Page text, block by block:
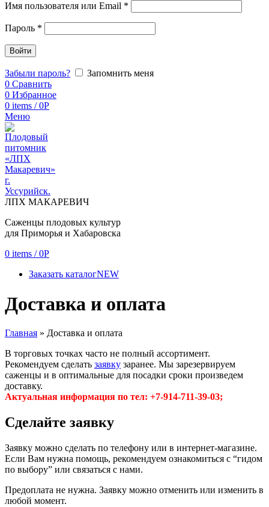
Имя пользователя или Email *
Пароль *
Войти
Забыли пароль?
Запомнить меня
0 Сравнить
0 Избранное
0 items / 0Р
Меню
ЛПХ МАКАРЕВИЧ
Саженцы плодовых культур
для Приморья и Хабаровска
0 items / 0Р
Заказать каталогNEW
Доставка и оплата
Главная » Доставка и оплата
В торговых точках часто не полный ассортимент.
Рекомендуем сделать заявку заранее. Мы зарезервируем
саженцы и в оптимальные для посадки сроки произведем
доставку.
Актуальная информация по тел: +7-914-711-39-03;
Сделайте заявку
Заявку можно сделать по телефону или в интернет-магазине.
Если Вам нужна помощь, рекомендуем ознакомиться с “гидом
по выбору” или связаться с нами.
Предоплата не нужна. Заявку можно отменить или изменить в
любой момент.